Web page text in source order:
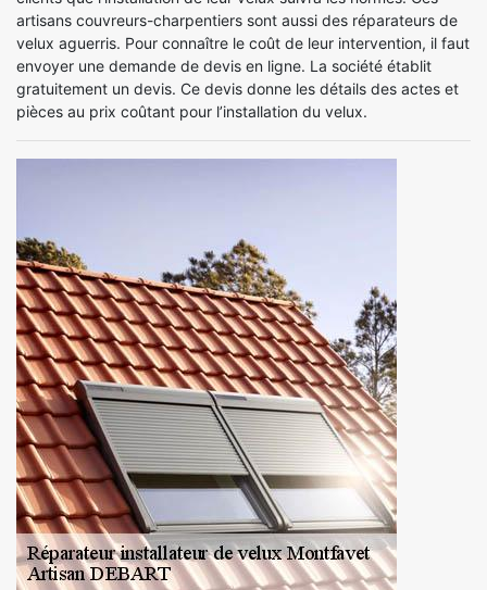
artisans couvreurs-charpentiers sont aussi des réparateurs de
velux aguerris. Pour connaître le coût de leur intervention, il faut
envoyer une demande de devis en ligne. La société établit
gratuitement un devis. Ce devis donne les détails des actes et
pièces au prix coûtant pour l’installation du velux.